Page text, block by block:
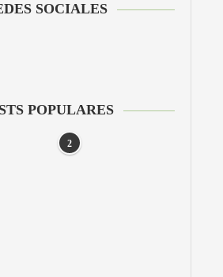
SOCIALES
POPULARES
2